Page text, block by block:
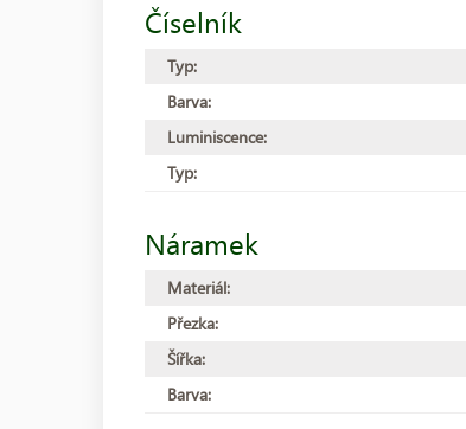
Číselník
Typ:
Barva:
Luminiscence:
Typ:
Náramek
Materiál:
Přezka:
Šířka:
Barva: